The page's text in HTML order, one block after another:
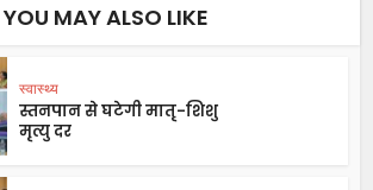
YOU MAY ALSO LIKE
स्वास्थ्य
स्तनपान से घटेगी मातृ-शिशु
मृत्यु दर